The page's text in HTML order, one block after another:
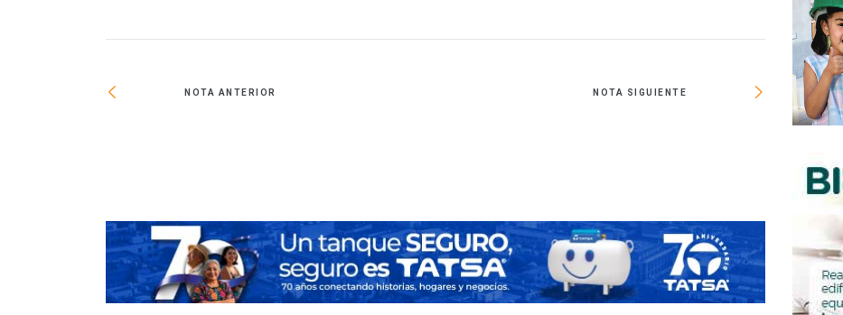
NOTA ANTERIOR NOTA SIGUIENTE